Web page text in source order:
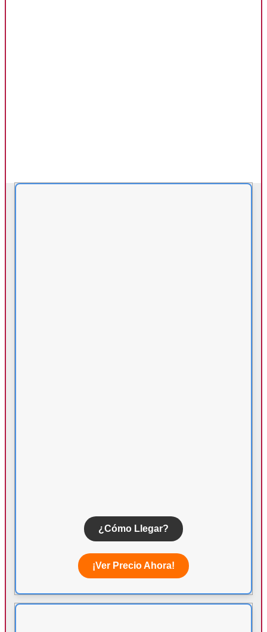
¿Cómo Llegar?
¡Ver Precio Ahora!